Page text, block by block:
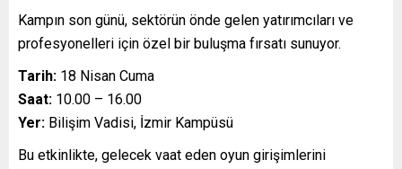
Kampın son günü, sektörün önde gelen yatırımcıları ve
profesyonelleri için özel bir buluşma fırsatı sunuyor.
Tarih: 18 Nisan Cuma
Saat: 10.00 – 16.00
Yer: Bilişim Vadisi, İzmir Kampüsü
Bu etkinlikte, gelecek vaat eden oyun girişimlerini